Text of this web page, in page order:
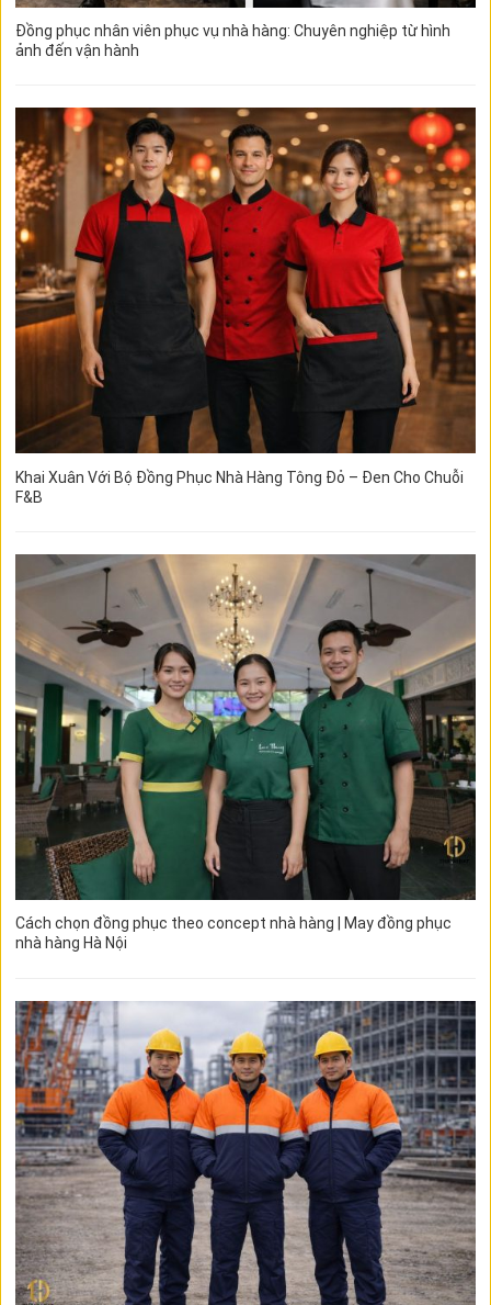
Đồng phục nhân viên phục vụ nhà hàng: Chuyên nghiệp từ hình
ảnh đến vận hành
Khai Xuân Với Bộ Đồng Phục Nhà Hàng Tông Đỏ – Đen Cho Chuỗi
F&B
Cách chọn đồng phục theo concept nhà hàng | May đồng phục
nhà hàng Hà Nội